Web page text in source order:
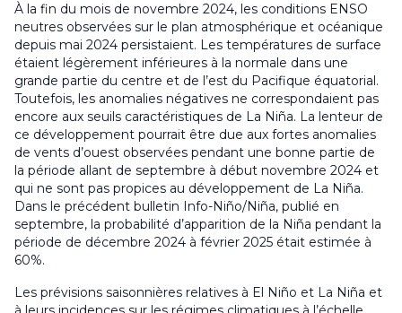
À la fin du mois de novembre 2024, les conditions ENSO
neutres observées sur le plan atmosphérique et océanique
depuis mai 2024 persistaient. Les températures de surface
étaient légèrement inférieures à la normale dans une
grande partie du centre et de l’est du Pacifique équatorial.
Toutefois, les anomalies négatives ne correspondaient pas
encore aux seuils caractéristiques de La Niña. La lenteur de
ce développement pourrait être due aux fortes anomalies
de vents d’ouest observées pendant une bonne partie de
la période allant de septembre à début novembre 2024 et
qui ne sont pas propices au développement de La Niña.
Dans le précédent bulletin Info-Niño/Niña, publié en
septembre, la probabilité d’apparition de la Niña pendant la
période de décembre 2024 à février 2025 était estimée à
60%.
Les prévisions saisonnières relatives à El Niño et La Niña et